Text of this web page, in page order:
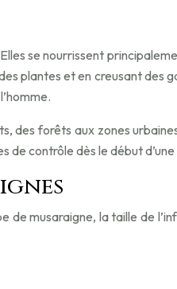
se nourrissent
plantes et en creusant
des forêts aux zones
contrôle dès le début
musaraigne, la taille de